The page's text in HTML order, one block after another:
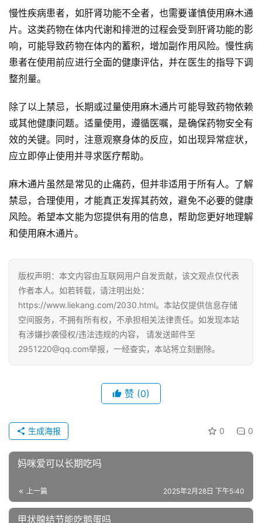
慢性疾病患者，如肝肾功能不全者，也需要谨慎使用麻木通
片。这类药物在体内代谢和排泄的过程会受到肝肾功能的影
响，可能导致药物在体内的蓄积，增加副作用风险。慢性病
患者在使用前应进行全面的健康评估，并在医生的指导下调
整剂量。
除了以上禁忌，长期或过量使用麻木通片可能导致药物依赖
或其他健康问题。适量使用，遵循医嘱，是确保药物安全有
效的关键。同时，注意观察身体的反应，如出现异常症状，
应立即停止使用并寻求医疗帮助。
麻木通片虽然是常见的止痛药，但并非适用于所有人。了解
禁忌，合理使用，才能真正发挥其药效，避免不必要的健康
风险。希望本文能为您提供有用的信息，帮助您更好地理解
和使用麻木通片。
版权声明：本文内容由互联网用户自发贡献，该文观点仅代表
作者本人。如若转载，请注明出处：
https://www.liekang.com/2030.html。本站仅提供信息存储
空间服务，不拥有所有权，不承担相关法律责任。如发现本站
有涉嫌抄袭侵权/违法违规的内容， 请发送邮件至
2951220@qq.com举报，一经查实，本站将立刻删除。
赞 (0)
0 0
生成海报
妈咪爱可以长期吃吗
上一篇 2025年2月28日 下午5:40
甲状腺结节能吃鹅蛋吗